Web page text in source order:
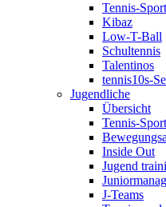
Tennis-
Kibaz
Low-T-Ball
Schultennis
Talentinos
tennis10s-
Jugendliche
Übersicht
Tennis-
Inside Out
Jugend
J-Teams